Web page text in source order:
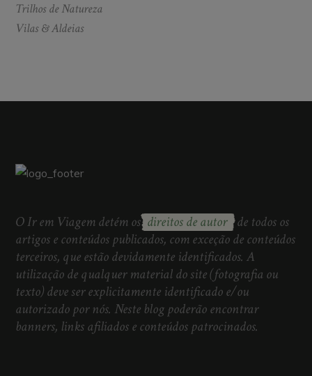
Trilhos de Natureza
Vilas & Aldeias
O Ir em Viagem detém os direitos de autor de todos os
artigos e conteúdos publicados, com exceção de conteúdos
terceiros, que estão devidamente identificados. A
utilização de qualquer material do site (fotografia ou
texto) deve ser explicitamente identificado e/ou
autorizado por nós. Neste blog poderão encontrar
banners, links afiliados e conteúdos patrocinados.